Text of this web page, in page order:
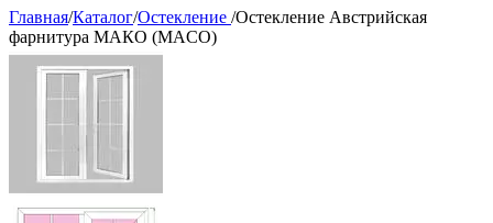
Главная/Каталог/Остекление /Остекление Австрийская
фарнитура МАКО (MACO)